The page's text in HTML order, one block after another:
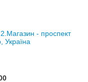
- проспект
Україна